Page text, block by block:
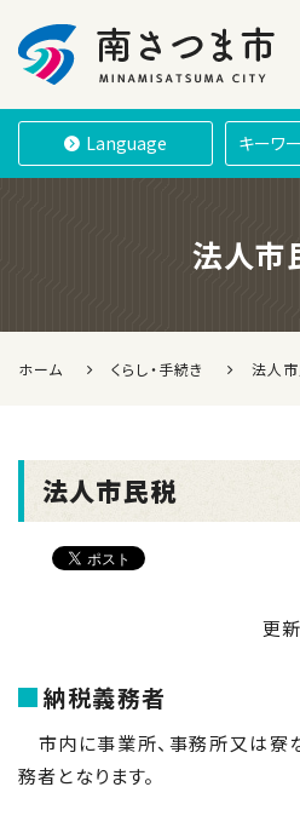
南さつま市
Language
法人市
ホーム くらし・手続き 法人
法人市民税
更新
納税義務者
市内に事業所、事務所又は寮
務者となります。